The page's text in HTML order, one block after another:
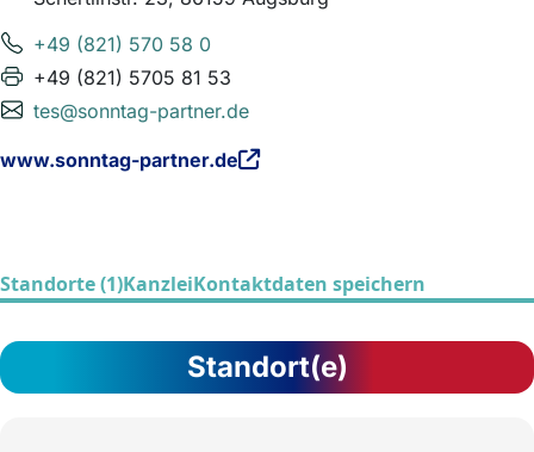
+49 (821) 570 58 0
+49 (821) 5705 81 53
tes@sonntag-partner.de
www.sonntag-partner.de
Standorte (1)KanzleiKontaktdaten speichern
Standort(e)